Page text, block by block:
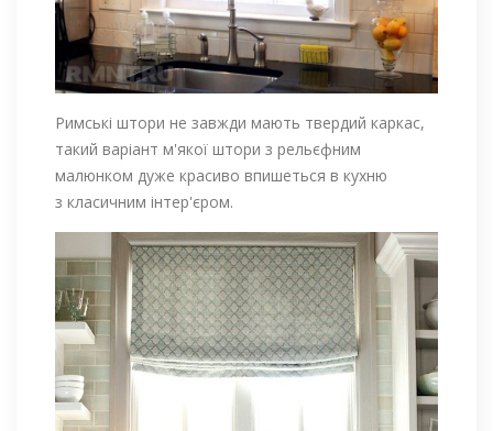
Римські штори не завжди мають твердий каркас,
такий варіант м'якої штори з рельєфним
малюнком дуже красиво впишеться в кухню
з класичним інтер'єром.